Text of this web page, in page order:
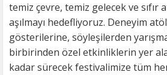
temiz çevre, temiz gelecek ve sıfır
aşılmayı hedefliyoruz. Deneyim
gösterilerine, söyleşilerden
birbirinden özel etkinliklerin yer
kadar sürecek festivalimize tüm